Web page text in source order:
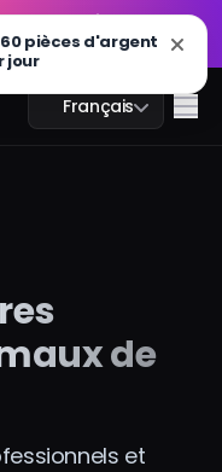
: plus rapide, plus
Essayez maintenant
Français
rapide, plus
maintenant
de
et
pièces d'argent
jour